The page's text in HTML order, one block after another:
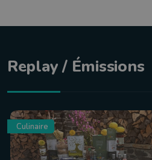
Replay / Émissions
Culinaire